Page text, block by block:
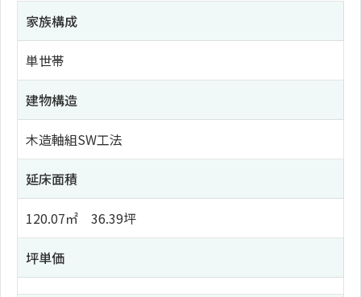
家族構成
単世帯
建物構造
木造軸組SW工法
延床面積
120.07㎡ 36.39坪
坪単価